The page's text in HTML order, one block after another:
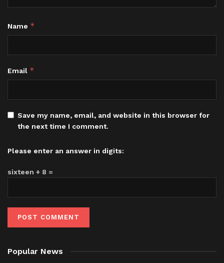
Name *
Email *
Save my name, email, and website in this browser for
the next time I comment.
Please enter an answer in digits:
sixteen + 8 =
Popular News